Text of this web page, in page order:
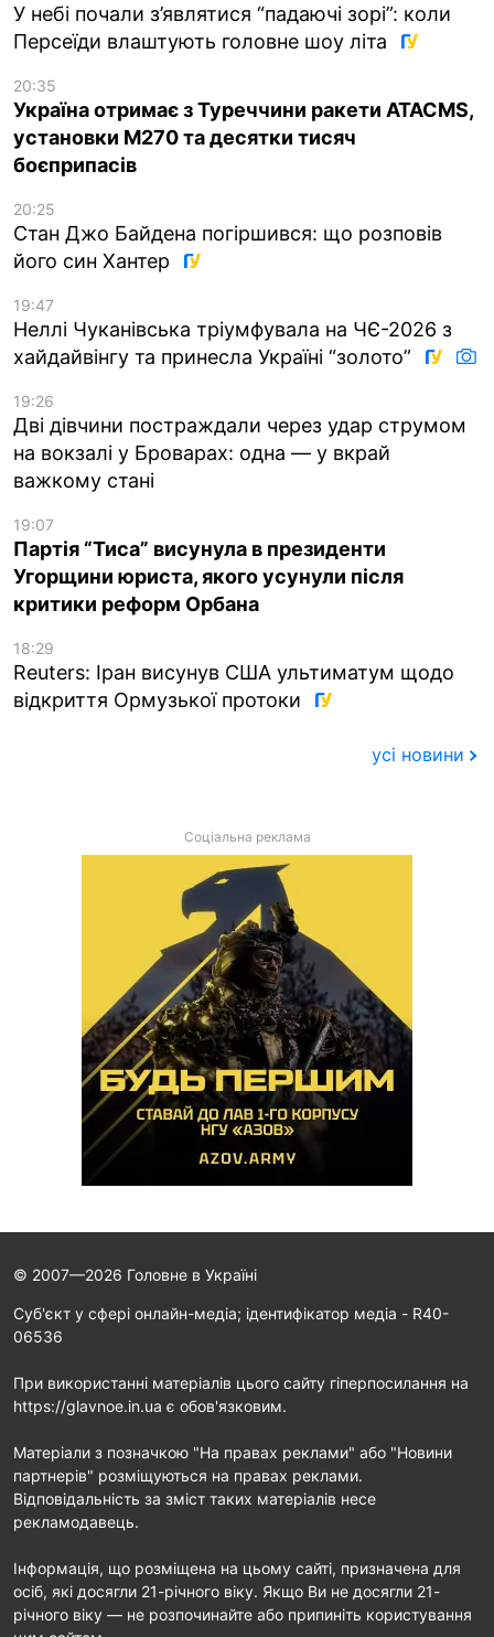
У небі почали з’являтися “падаючі зорі”: коли
Персеїди влаштують головне шоу літа
20:35
Україна отримає з Туреччини ракети ATACMS,
установки M270 та десятки тисяч
боєприпасів
20:25
Стан Джо Байдена погіршився: що розповів
його син Хантер
19:47
Неллі Чуканівська тріумфувала на ЧЄ-2026 з
хайдайвінгу та принесла Україні “золото”
19:26
Дві дівчини постраждали через удар струмом
на вокзалі у Броварах: одна — у вкрай
важкому стані
19:07
Партія “Тиса” висунула в президенти
Угорщини юриста, якого усунули після
критики реформ Орбана
18:29
Reuters: Іран висунув США ультиматум щодо
відкриття Ормузької протоки
усі новини
Соціальна реклама
© 2007—2026 Головне в Україні
Cуб'єкт у сфері онлайн-медіа; ідентифікатор медіа - R40-
06536
При використанні матеріалів цього сайту гіперпосилання на
https://glavnoe.in.ua є обов'язковим.
Матеріали з позначкою "На правах реклами" або "Новини
партнерів" розміщуються на правах реклами.
Відповідальність за зміст таких матеріалів несе
рекламодавець.
Інформація, що розміщена на цьому сайті, призначена для
осіб, які досягли 21-річного віку. Якщо Ви не досягли 21-
річного віку — не розпочинайте або припиніть користування